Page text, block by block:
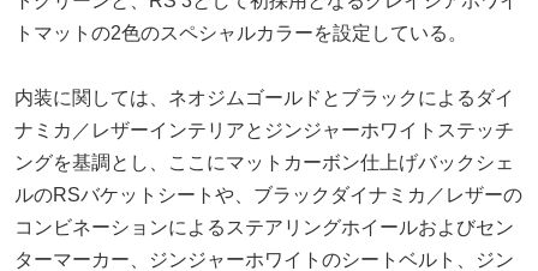
トマットの2色のスペシャルカラーを設定している。
内装に関しては、ネオジムゴールドとブラックによるダイ
ナミカ／レザーインテリアとジンジャーホワイトステッチ
ングを基調とし、ここにマットカーボン仕上げバックシェ
ルのRSバケットシートや、ブラックダイナミカ／レザーの
コンビネーションによるステアリングホイールおよびセン
ターマーカー、ジンジャーホワイトのシートベルト、ジン